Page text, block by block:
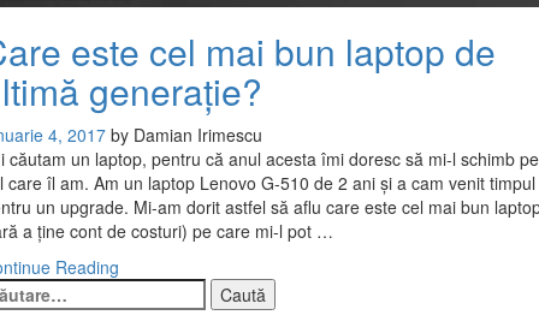
este cel mai bun laptop de
generație?
4, 2017 by Damian Irimescu
căutam un laptop, pentru că anul acesta îmi doresc să mi-l schimb pe
care îl am. Am un laptop Lenovo G-510 de 2 ani și a cam venit timpul
un upgrade. Mi-am dorit astfel să aflu care este cel mai bun
a ține cont de costuri) pe care mi-l pot …
Reading